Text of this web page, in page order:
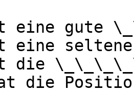
eine gute
eine
die
die